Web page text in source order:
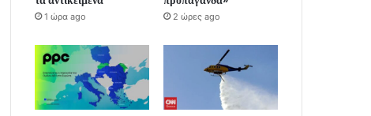
1 ώρα ago 2 ώρες ago